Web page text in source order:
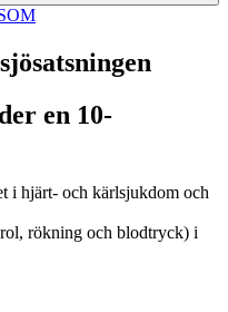
en 10-
i hjärt- och kärlsjukdom och
rökning och blodtryck) i